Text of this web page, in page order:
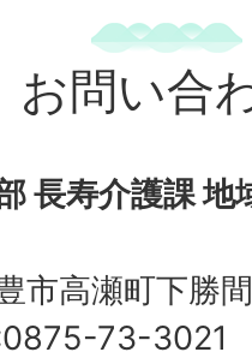
お問い合
長寿介護課 地
市高瀬町下勝
73-3021